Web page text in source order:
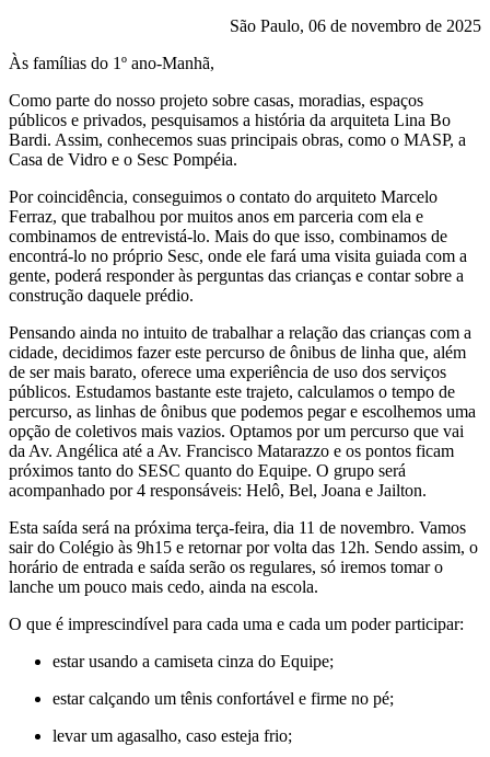
São Paulo, 06 de novembro de 2025
Às famílias do 1º ano-Manhã,
Como parte do nosso projeto sobre casas, moradias, espaços
públicos e privados, pesquisamos a história da arquiteta Lina Bo
Bardi. Assim, conhecemos suas principais obras, como o MASP, a
Casa de Vidro e o Sesc Pompéia.
Por coincidência, conseguimos o contato do arquiteto Marcelo
Ferraz, que trabalhou por muitos anos em parceria com ela e
combinamos de entrevistá-lo. Mais do que isso, combinamos de
encontrá-lo no próprio Sesc, onde ele fará uma visita guiada com a
gente, poderá responder às perguntas das crianças e contar sobre a
construção daquele prédio.
Pensando ainda no intuito de trabalhar a relação das crianças com a
cidade, decidimos fazer este percurso de ônibus de linha que, além
de ser mais barato, oferece uma experiência de uso dos serviços
públicos. Estudamos bastante este trajeto, calculamos o tempo de
percurso, as linhas de ônibus que podemos pegar e escolhemos uma
opção de coletivos mais vazios. Optamos por um percurso que vai
da Av. Angélica até a Av. Francisco Matarazzo e os pontos ficam
próximos tanto do SESC quanto do Equipe. O grupo será
acompanhado por 4 responsáveis: Helô, Bel, Joana e Jailton.
Esta saída será na próxima terça-feira, dia 11 de novembro. Vamos
sair do Colégio às 9h15 e retornar por volta das 12h. Sendo assim, o
horário de entrada e saída serão os regulares, só iremos tomar o
lanche um pouco mais cedo, ainda na escola.
O que é imprescindível para cada uma e cada um poder participar:
estar usando a camiseta cinza do Equipe;
estar calçando um tênis confortável e firme no pé;
levar um agasalho, caso esteja frio;